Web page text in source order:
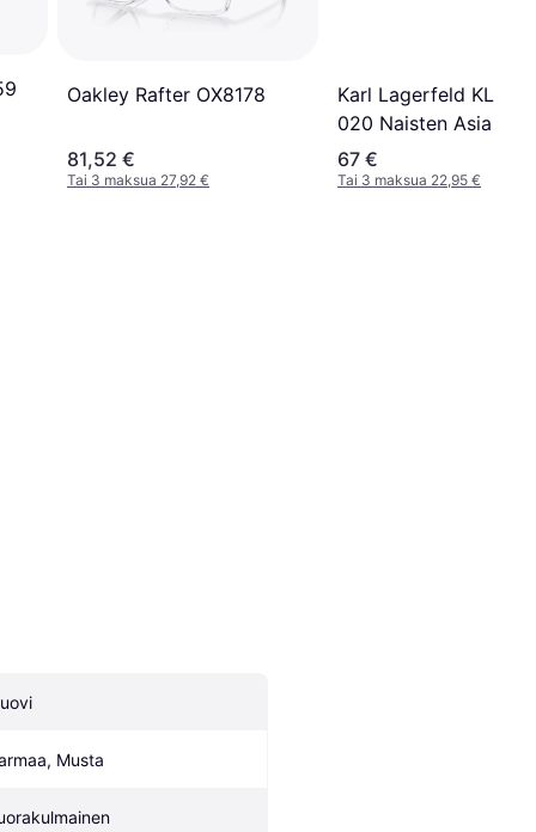
Oakley Rafter OX8178
81,52 €
Tai 3 maksua 27,92 €
Karl Lagerfeld KL
020 Naisten Asia
67 €
Tai 3 maksua 22,95 €
Musta